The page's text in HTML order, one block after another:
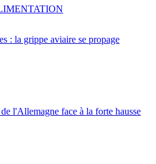
: la grippe aviaire se propage
l'Allemagne face à la forte hausse